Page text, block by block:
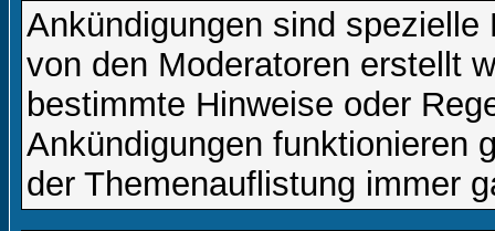
Ankündigungen sind
von den Moderatoren erstellt
bestimmte Hinweise oder
Ankündigungen funktionieren
der Themenauflistung immer